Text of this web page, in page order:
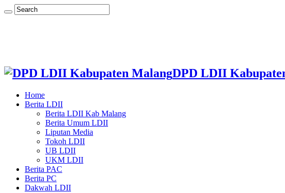
DPD LDII
Home
Berita LDII
Berita LDII Kab Malang
Berita Umum LDII
Liputan Media
Tokoh LDII
UB LDII
UKM LDII
Berita PAC
Berita PC
Dakwah LDII